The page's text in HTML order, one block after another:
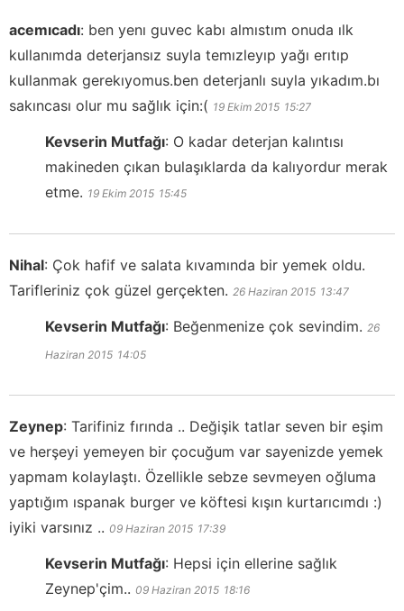
acemıcadı: ben yenı guvec kabı almıstım onuda ılk
kullanımda deterjansız suyla temızleyıp yağı erıtıp
kullanmak gerekıyomus.ben deterjanlı suyla yıkadım.bı
sakıncası olur mu sağlık için:( 19 Ekim 2015 15:27
Kevserin Mutfağı: O kadar deterjan kalıntısı
makineden çıkan bulaşıklarda da kalıyordur merak
etme. 19 Ekim 2015 15:45
Nihal: Çok hafif ve salata kıvamında bir yemek oldu.
Tarifleriniz çok güzel gerçekten. 26 Haziran 2015 13:47
Kevserin Mutfağı: Beğenmenize çok sevindim. 26
Haziran 2015 14:05
Zeynep: Tarifiniz fırında .. Değişik tatlar seven bir eşim
ve herşeyi yemeyen bir çocuğum var sayenizde yemek
yapmam kolaylaştı. Özellikle sebze sevmeyen oğluma
yaptığım ıspanak burger ve köftesi kışın kurtarıcımdı :)
iyiki varsınız .. 09 Haziran 2015 17:39
Kevserin Mutfağı: Hepsi için ellerine sağlık
Zeynep'çim.. 09 Haziran 2015 18:16